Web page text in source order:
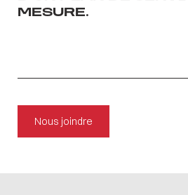
MESURE.
Nous joindre